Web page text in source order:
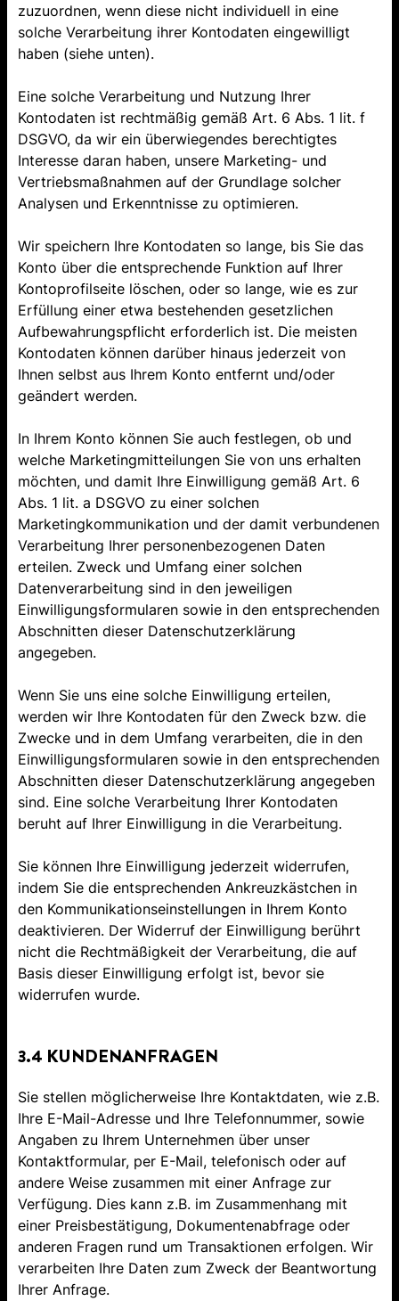
zuzuordnen, wenn diese nicht individuell in eine
solche Verarbeitung ihrer Kontodaten eingewilligt
haben (siehe unten).
Eine solche Verarbeitung und Nutzung Ihrer
Kontodaten ist rechtmäßig gemäß Art. 6 Abs. 1 lit. f
DSGVO, da wir ein überwiegendes berechtigtes
Interesse daran haben, unsere Marketing- und
Vertriebsmaßnahmen auf der Grundlage solcher
Analysen und Erkenntnisse zu optimieren.
Wir speichern Ihre Kontodaten so lange, bis Sie das
Konto über die entsprechende Funktion auf Ihrer
Kontoprofilseite löschen, oder so lange, wie es zur
Erfüllung einer etwa bestehenden gesetzlichen
Aufbewahrungspflicht erforderlich ist. Die meisten
Kontodaten können darüber hinaus jederzeit von
Ihnen selbst aus Ihrem Konto entfernt und/oder
geändert werden.
In Ihrem Konto können Sie auch festlegen, ob und
welche Marketingmitteilungen Sie von uns erhalten
möchten, und damit Ihre Einwilligung gemäß Art. 6
Abs. 1 lit. a DSGVO zu einer solchen
Marketingkommunikation und der damit verbundenen
Verarbeitung Ihrer personenbezogenen Daten
erteilen. Zweck und Umfang einer solchen
Datenverarbeitung sind in den jeweiligen
Einwilligungsformularen sowie in den entsprechenden
Abschnitten dieser Datenschutzerklärung
angegeben.
Wenn Sie uns eine solche Einwilligung erteilen,
werden wir Ihre Kontodaten für den Zweck bzw. die
Zwecke und in dem Umfang verarbeiten, die in den
Einwilligungsformularen sowie in den entsprechenden
Abschnitten dieser Datenschutzerklärung angegeben
sind. Eine solche Verarbeitung Ihrer Kontodaten
beruht auf Ihrer Einwilligung in die Verarbeitung.
Sie können Ihre Einwilligung jederzeit widerrufen,
indem Sie die entsprechenden Ankreuzkästchen in
den Kommunikationseinstellungen in Ihrem Konto
deaktivieren. Der Widerruf der Einwilligung berührt
nicht die Rechtmäßigkeit der Verarbeitung, die auf
Basis dieser Einwilligung erfolgt ist, bevor sie
widerrufen wurde.
3.4 KUNDENANFRAGEN
Sie stellen möglicherweise Ihre Kontaktdaten, wie z.B.
Ihre E-Mail-Adresse und Ihre Telefonnummer, sowie
Angaben zu Ihrem Unternehmen über unser
Kontaktformular, per E-Mail, telefonisch oder auf
andere Weise zusammen mit einer Anfrage zur
Verfügung. Dies kann z.B. im Zusammenhang mit
einer Preisbestätigung, Dokumentenabfrage oder
anderen Fragen rund um Transaktionen erfolgen. Wir
verarbeiten Ihre Daten zum Zweck der Beantwortung
Ihrer Anfrage.